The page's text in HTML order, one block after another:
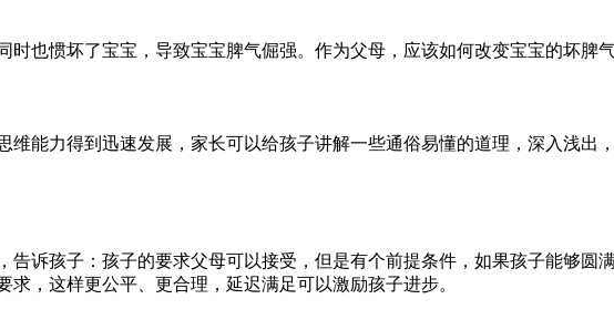
也惯坏了宝宝，导致宝宝脾气倔强。作为父母，应该如何改变宝宝的坏脾
能力得到迅速发展，家长可以给孩子讲解一些通俗易懂的道理，深入浅出
诉孩子：孩子的要求父母可以接受，但是有个前提条件，如果孩子能够圆
，这样更公平、更合理，延迟满足可以激励孩子进步。